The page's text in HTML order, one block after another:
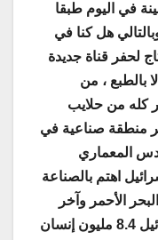
المارة إلى 79 سفينة في اليوم طبقا
هل كنا في
لحفر قناة جديدة
بالطبع ، من
كله من حلايب
منطقة صناعية في
المعماري
اهتم بالصناعة
الأحمر وآخر
علي البحر الأبيض وعدد سكان إسرائيل 8.4 مليون إنسان